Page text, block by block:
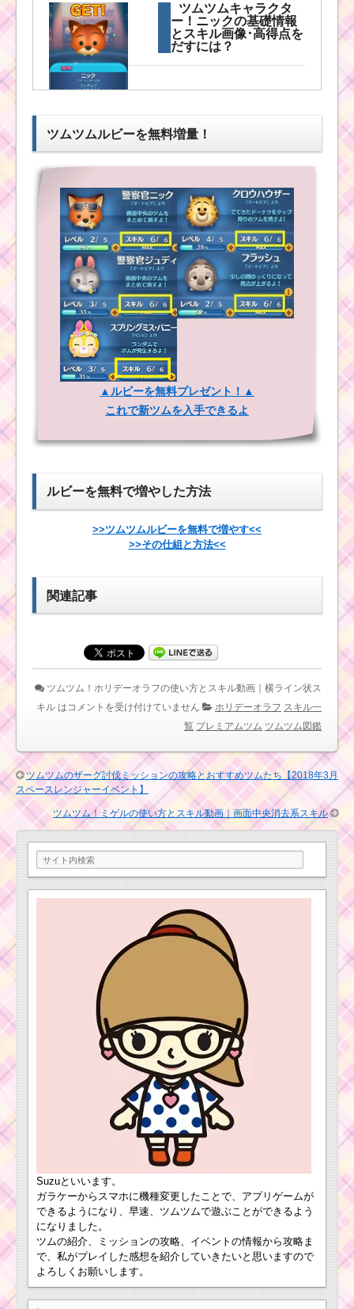
ツムツム！警察
官ジュディの使
い方とスキル動
画｜スキル1でも
ツム消去数が多
ツムツムキャラクタ
ー！シンデレラの基礎
情報とスキル画像･高得
ツムツムキャラ
クター！ベルの
基礎情報とスキ
ル画像･高得点を
だすには？
ク
とスキル画像･高得点を
だすには？
ツムツム！ヒロ
の使い方とスキ
ル動画 高得点を
出すコツ
ツ
ム
キ
ャ
ク
タ
とスキル画像･高得点を
だすには？
ツムツム！ウィンター
ベルの使い方とスキル
動画｜ツムが2種類にな
ツムツムキャラ
クター！白雪姫
の基礎情報とス
キル画像･高得点
をだすには？
ム
ツ
ム
！
ン
ソ
ロ
高得点を出すコツ
ツムツムキャラクタ
ー！ニックの基礎情報
とスキル画像･高得点を
だすには？
ツムツム！ムーラン
の使い方とスキル動画
｜ツム変化スキルでラ
ツムツム！ジョーカ
ーグーフィーの使い方
とスキル動画 高得点を
クター！アリス
キル画像･高得点
をだすには？
と減っていく
ツムツム！アイ
い方とスキル動
画｜フィーバー
スキルの2段階
ツムツムキャラクタ
ー！ルーの基礎情報と
スキル画像、高得点･コ
インを稼ぐには？
ツムツム！ウィ
ンターシンデレ
ラの使い方とス
線上にフリック
してツム消去数
を増やす
ツムツムキャラクタ
の基礎情報とスキル画
像･高得点をだすには？
ツムツムキャラ
クター！スフレ
の基礎情報とス
キル画像･高得点
エルサの使い方とスキ
ル動画｜消去系と凍ら
使い方とスキル動画｜
十字スキルで消去数も
ツムツムルビーを無料増量！
▲ルビーを無料プレゼント！▲
これで新ツムを入手できるよ
ルビーを無料で増やした方法
>>ツムツムルビーを無料で増やす<<
>>その仕組と方法<<
関連記事
ツムツム！ホリデーオラフの使い方とスキル動画｜横ライン状ス
キル は コメントを受け付けていません ホリデーオラフ スキル一
覧 プレミアムツム ツムツム図鑑
ツムツムのザーグ討伐ミッションの攻略とおすすめツムたち【2018年3月
スペースレンジャーイベント】
ツムツム！ミゲルの使い方とスキル動画｜画面中央消去系スキル
Suzuといいます。
ガラケーからスマホに機種変更したことで、アプリゲームが
できるようになり、早速、ツムツムで遊ぶことができるよう
になりました。
ツムの紹介、ミッションの攻略、イベントの情報から攻略ま
で、私がプレイした感想を紹介していきたいと思いますので
よろしくお願いします。